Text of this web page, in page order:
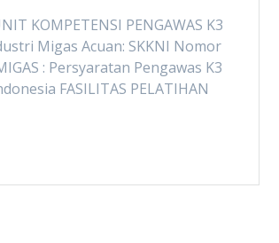
KOMPETENSI PENGAWAS K3
Migas Acuan: SKKNI Nomor
: Persyaratan Pengawas K3
FASILITAS PELATIHAN